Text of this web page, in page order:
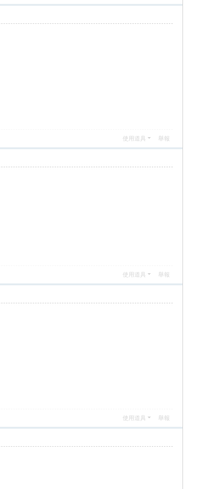
使用道具 舉報
使用道具 舉報
使用道具 舉報